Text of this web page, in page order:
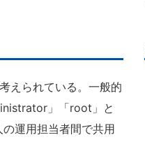
えられている。一般的
」「root」と
運用担当者間で共用